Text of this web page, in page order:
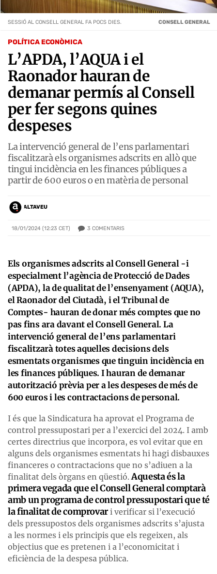
POLÍTICA ECONÒMICA
L’APDA, l’AQUA i el
Raonador hauran de
demanar permís al Consell
per fer segons quines
despeses
La intervenció general de l’ens parlamentari
fiscalitzarà els organismes adscrits en allò que
tingui incidència en les finances públiques a
partir de 600 euros o en matèria de personal
ALTAVEU
18/01/2024 (12:23 CET) 3 COMENTARIS
SESSIÓ AL CONSELL GENERAL FA POCS DIES. CONSELL GENERAL
Els organismes adscrits al Consell General -i
especialment l’agència de Protecció de Dades
(APDA), la de qualitat de l’ensenyament (AQUA),
el Raonador del Ciutadà, i el Tribunal de
Comptes- hauran de donar més comptes que no
pas fins ara davant el Consell General. La
intervenció general de l’ens parlamentari
fiscalitzarà totes aquelles decisions dels
esmentats organismes que tinguin incidència en
les finances públiques. I hauran de demanar
autorització prèvia per a les despeses de més de
600 euros i les contractacions de personal.
I és que la Sindicatura ha aprovat el Programa de
control pressupostari per a l’exercici del 2024. I amb
certes directrius que incorpora, es vol evitar que en
alguns dels organismes esmentats hi hagi disbauxes
financeres o contractacions que no s’adiuen a la
finalitat dels òrgans en qüestió. Aquesta és la
primera vegada que el Consell General comptarà
amb un programa de control pressupostari que té
la finalitat de comprovari verificar si l’execució
dels pressupostos dels organismes adscrits s’ajusta
a les normes i els principis que els regeixen, als
objectius que es pretenen i a l’economicitat i
eficiència de la despesa pública.